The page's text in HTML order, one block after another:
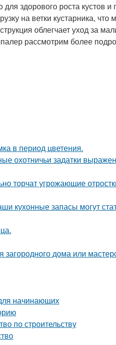
здорового роста кустов и
на ветки кустарника, что
облегчает уход за
рассмотрим более
в период цветения.
охотничьи задатки
торчат угрожающие
кухонные запасы могут
дома или
начинающих
по строительству